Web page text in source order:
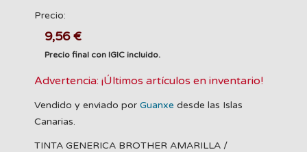
Precio:
9,56 €
Precio final con IGIC incluido.
Advertencia: ¡Últimos artículos en inventario!
Vendido y enviado por Guanxe desde las Islas
Canarias.
TINTA GENERICA BROTHER AMARILLA /